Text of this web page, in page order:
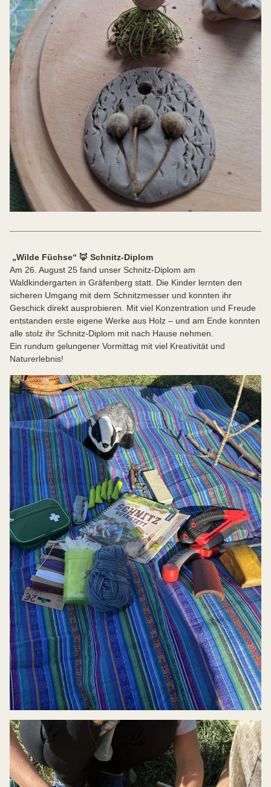
„Wilde Füchse“ 🦊 Schnitz-Diplom
Am 26. August 25 fand unser Schnitz-Diplom am
Waldkindergarten in Gräfenberg statt. Die Kinder lernten den
sicheren Umgang mit dem Schnitzmesser und konnten ihr
Geschick direkt ausprobieren. Mit viel Konzentration und Freude
entstanden erste eigene Werke aus Holz – und am Ende konnten
alle stolz ihr Schnitz-Diplom mit nach Hause nehmen.
Ein rundum gelungener Vormittag mit viel Kreativität und
Naturerlebnis!